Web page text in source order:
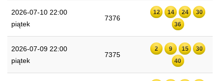
2026-07-10 22:00
piątek
7376
12 14 24
30
36
2026-07-09 22:00
piątek
7375
2 9 15
30
40